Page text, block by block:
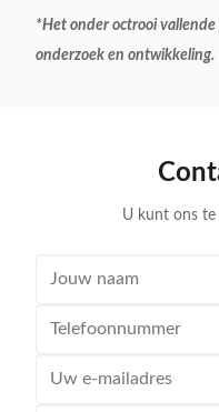
*Het onder octrooi
onderzoek en ontwikkeling.
U kunt ons